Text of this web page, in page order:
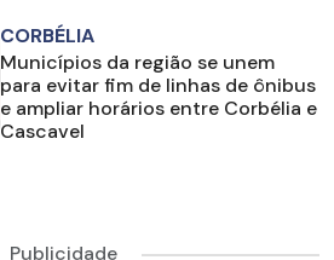
CORBÉLIA
Municípios da região se unem
para evitar fim de linhas de ônibus
e ampliar horários entre Corbélia e
Cascavel
Publicidade